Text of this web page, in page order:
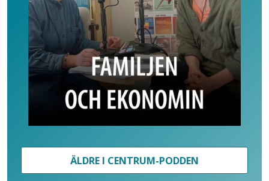
ÄLDRE I CENTRUM-PODDEN